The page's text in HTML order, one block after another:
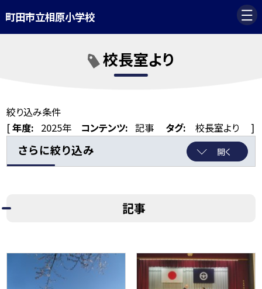
町田市立相原小学校
校長室より
絞り込み条件
[年度: 2025年 コンテンツ: 記事 タグ: 校長室より ]
さらに絞り込み 開く
記事